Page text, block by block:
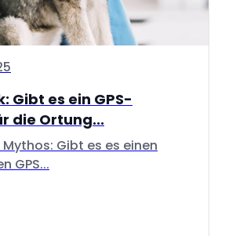
Gibt es ein GPS-
die Ortung...
Gibt es es einen
GPS...